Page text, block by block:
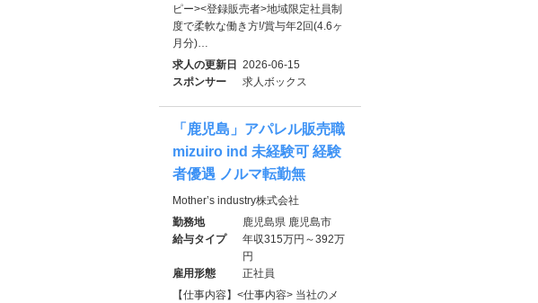
ピー><登録販売者>地域限定社員制
度で柔軟な働き方!/賞与年2回(4.6ヶ
月分)…
求人の更新日
2026-06-15
スポンサー
求人ボックス
「鹿児島」アパレル販売職
mizuiro ind 未経験可 経験
者優遇 ノルマ転勤無
Mother’s industry株式会社
勤務地
鹿児島県 鹿児島市
給与タイプ
年収315万円～392万
円
雇用形態
正社員
【仕事内容】<仕事内容> 当社のメ